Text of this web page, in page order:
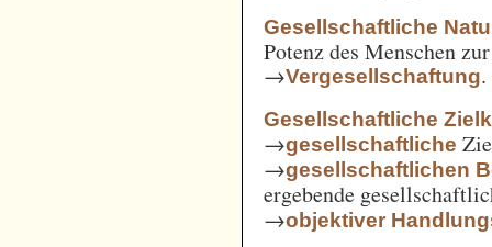
Gesellschaftliche
Potenz des Menschen
→Vergesellschaftung.
Gesellschaftliche
→gesellschaftliche
→gesellschaftlichen
ergebende
→objektiver